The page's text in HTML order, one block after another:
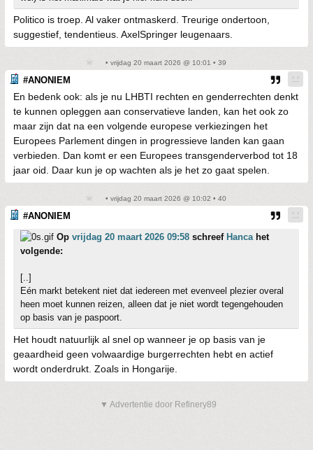
Politico is troep. Al vaker ontmaskerd. Treurige ondertoon,
suggestief, tendentieus. AxelSpringer leugenaars.
• vrijdag 20 maart 2026 @ 10:01 • 39
#ANONIEM
En bedenk ook: als je nu LHBTI rechten en genderrechten denkt
te kunnen opleggen aan conservatieve landen, kan het ook zo
maar zijn dat na een volgende europese verkiezingen het
Europees Parlement dingen in progressieve landen kan gaan
verbieden. Dan komt er een Europees transgenderverbod tot 18
jaar oid. Daar kun je op wachten als je het zo gaat spelen.
• vrijdag 20 maart 2026 @ 10:02 • 40
#ANONIEM
Op vrijdag 20 maart 2026 09:58 schreef Hancahet
volgende:
[..]
Eén markt betekent niet dat iedereen met evenveel plezier overal
heen moet kunnen reizen, alleen dat je niet wordt tegengehouden
op basis van je paspoort.
Het houdt natuurlijk al snel op wanneer je op basis van je
geaardheid geen volwaardige burgerrechten hebt en actief
wordt onderdrukt. Zoals in Hongarije.
▼ Advertentie door Refinery89